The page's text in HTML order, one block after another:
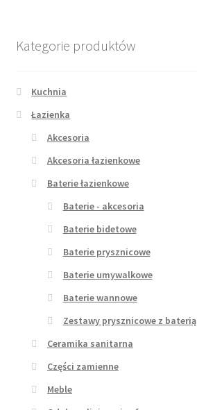
Kategorie produktów
Kuchnia
Łazienka
Akcesoria
Akcesoria łazienkowe
Baterie łazienkowe
Baterie - akcesoria
Baterie bidetowe
Baterie prysznicowe
Baterie umywalkowe
Baterie wannowe
Zestawy prysznicowe z baterią
Ceramika sanitarna
Części zamienne
Meble